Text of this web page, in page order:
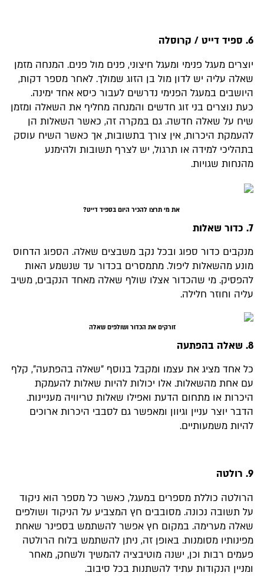
6. ספיד דייט / קרוסלה
יוצרים מעגל פנימי ומעגל חיצוני, פנים מול פנים. המנחה מזמן
שאלה עליה יש לדון מול בן הזוג שמולך. לאחר מספר דקות,
היושבים במעגל הפנימי נדרשים לעבור כיסא אחד ימינה.
כעת נוצרים בני זוג חדשים והמנחה מחליף את השאלה ומזמן
שיח על שאלה חדשה. גם במקרה זה, כאשר השאלות הן
להעמקת היכרות, אין צורך בתשובות, אך כאשר השיח עוסק
בתהליכי למידה או תרגול, יש לצרף תשובות ולהימנע
מהנחות שגויות.
את מי תרצו להכיר היום בספיד דייט?
7. כדור שאלות
מנקבים כדור ספוג ובכל נקב משבצים שאלה. הספוג הדחוס
מונע מהשאלות ליפול. מתמסרים בכדור עד שנשמע האות
להפסיק. מי שהכדור אצלו שולף שאלה מאחד הנקבים, משיב
עליה וחוזר חלילה.
זורקים את הכדור ושולפים שאלה
8. שאלה בהפתעה
כל אחד מציג את עצמו ומקבל בנוסף "שאלה בהפתעה", קלף
עם אחת מהשאלות. אלו יכולות להיות שאלות להעמקת
היכרות או מתחום הדעת ואפילו שאלות טריוויה מעניינות.
הדבר יוצר עניין וגיוון ומאפשר גם לסבבי היכרות ארוכים
להיות משמעותיים.
9. רולטה
הרולטה כוללת מספרים במעגל, כאשר כל מספר הוא ניקוד
על תשובה נכונה. מסובבים חץ המצביע על הניקוד ושולפים
שאלה מערימה. במקום חץ אפשר להשתמש בספינר שאחת
מפינותיו מסומנות. באופן זה, ניתן להשתמש בלוח הרולטה
פעמים רבות וכן, ישנה מוטיבציה להמשיך ולשחק, מאחר
ומניין הנקודות עתיד להשתנות בכל סיבוב.